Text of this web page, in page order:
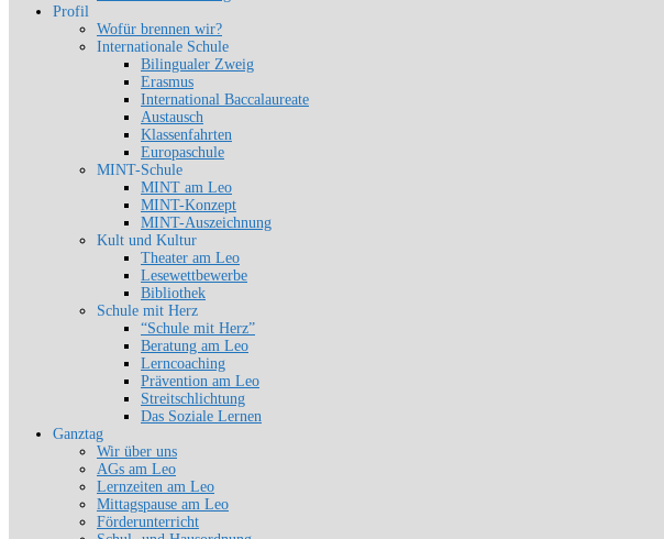
Profil
Wofür brennen wir?
Internationale Schule
Bilingualer Zweig
Erasmus
International Baccalaureate
Austausch
Klassenfahrten
Europaschule
MINT-Schule
MINT am Leo
MINT-Konzept
MINT-Auszeichnung
Kult und Kultur
Theater am Leo
Lesewettbewerbe
Bibliothek
Schule mit Herz
“Schule mit Herz”
Beratung am Leo
Lerncoaching
Prävention am Leo
Streitschlichtung
Das Soziale Lernen
Ganztag
Wir über uns
AGs am Leo
Lernzeiten am Leo
Mittagspause am Leo
Förderunterricht